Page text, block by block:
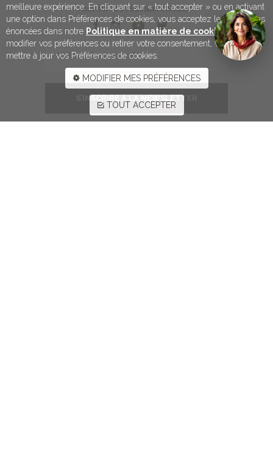
Asia sur les réseaux sociaux :
S’INSCRIRE À LA NEWSLETTER
meilleure expérience. En cliquant sur « tout accepter » ou en activant
une option dans Préférences de cookies, vous acceptez les conditions
énoncées dans notre Politique en matière de cookies. Pour
modifier vos préférences ou retirer votre consentement, vous devez
mettre à jour vos Préférences de cookies.
MODIFIER MES PRÉFÉRENCES
TOUT ACCEPTER